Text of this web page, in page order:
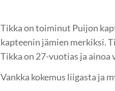
Tikka on toiminut Puijon
kapteenin jämien merkiksi.
Tikka on 27-vuotias ja
Vankka kokemus liigasta ja